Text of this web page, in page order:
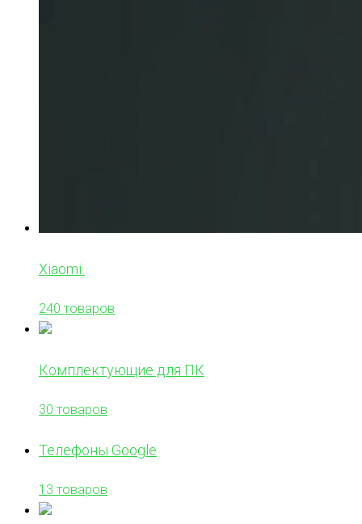
Xiaomi
240 товаров
Комплектующие для ПК
30 товаров
Телефоны Google
13 товаров